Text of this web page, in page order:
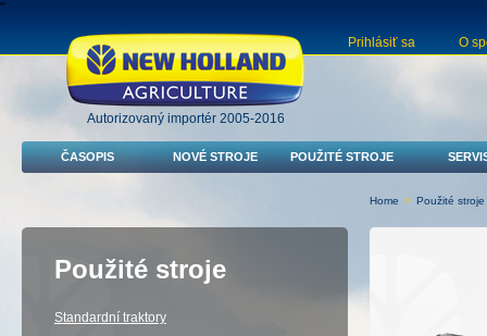
"
Autorizovaný importér 2005-2016
Prihlásiť sa O
ČASOPIS NOVÉ STROJE POUŽITÉ STROJE
Home > Použité stroje
Použité stroje
Standardní traktory